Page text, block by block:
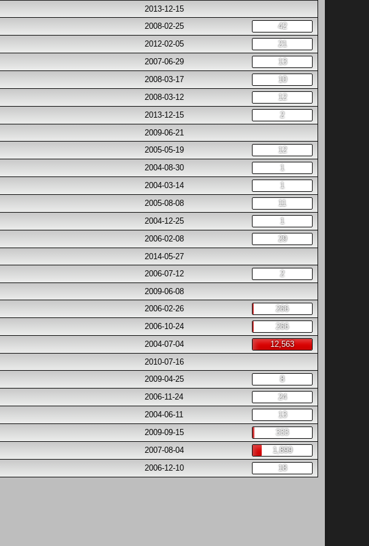
2013-12-15
2008-02-25
42
2012-02-05
21
2007-06-29
13
2008-03-17
10
2008-03-12
12
2013-12-15
2
2009-06-21
2005-05-19
12
2004-08-30
1
2004-03-14
1
2005-08-08
11
2004-12-25
1
2006-02-08
29
2014-05-27
2006-07-12
2
2009-06-08
2006-02-26
266
2006-10-24
266
2004-07-04
12,563
2010-07-16
2009-04-25
8
2006-11-24
24
2004-06-11
13
2009-09-15
333
2007-08-04
1,899
2006-12-10 18